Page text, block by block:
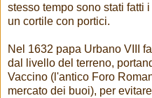
stesso tempo sono stati fatti
un cortile con portici.
Nel 1632 papa Urbano VIII
dal livello del terreno,
Vaccino (l'antico Foro
mercato dei buoi), per